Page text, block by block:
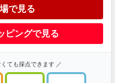
で見る
ピングで見る
ても採点できます ／